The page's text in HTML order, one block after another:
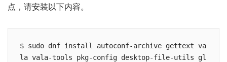
点，请安装以下内容。
$ sudo dnf install autoconf-archive gettext va
la vala-tools pkg-config desktop-file-utils gl